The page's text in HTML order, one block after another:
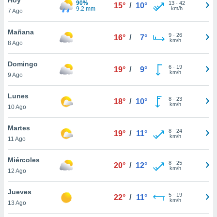
y
en
más
de
7 Ago
90%
9.2 mm
15° / 10° 13- 42
km/h
Mañana
8 Ago
16° / 7° 9- 26
km/h
Domingo
9 Ago
19° / 9° 6- 19
km/h
Lunes
10 Ago
18° / 10° 8- 23
km/h
Martes
11 Ago
19° / 11° 8- 24
km/h
Miércoles
12 Ago
20° / 12° 8- 25
km/h
Jueves
13 Ago
22° / 11° 5- 19
km/h